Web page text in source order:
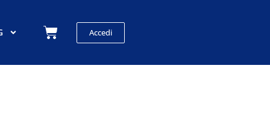
CarrelloAccedi